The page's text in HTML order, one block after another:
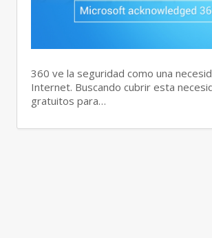
360 ve la seguridad como una
Internet. Buscando cubrir esta
gratuitos para…